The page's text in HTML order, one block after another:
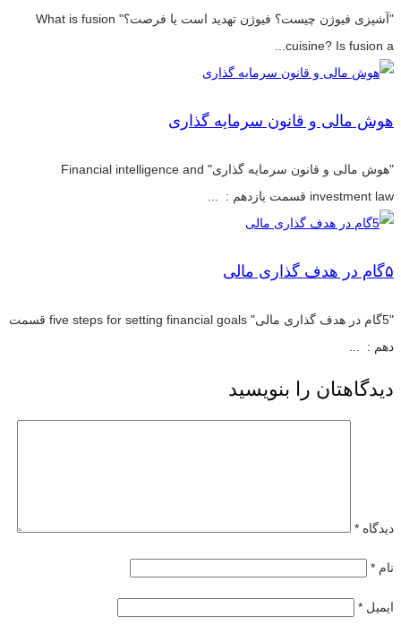
"آشپزی فیوژن چیست؟ فیوژن تهدید است یا فرصت؟" What is fusion
cuisine? Is fusion a...
هوش مالی و قانون سرمایه گذاری
"هوش مالی و قانون سرمایه گذاری" Financial intelligence and
investment law قسمت یازدهم : ...
۵گام در هدف گذاری مالی
"5گام در هدف گذاری مالی" five steps for setting financial goals قسمت
دهم : ...
دیدگاهتان را بنویسید
دیدگاه *
نام *
ایمیل *